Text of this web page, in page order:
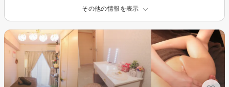
その他の情報を表示